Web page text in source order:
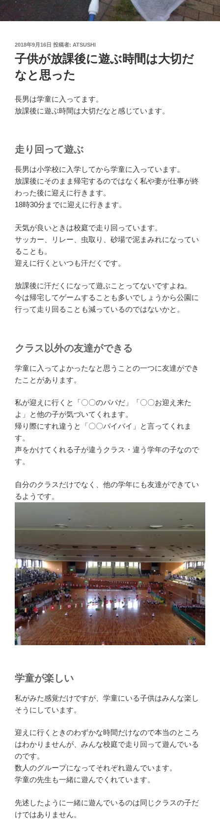
投
稿
日:
2018年9月16日 投稿者: ATSUSHI
子供が放課後に遊ぶ時間は大切だ
なと思った
長男は学童に入ってます。
放課後に遊ぶ時間は大切だなと感じています。
走り回って遊ぶ
長男は小学校に入学してから学童に入っています。
放課後にそのまま帰宅するのではなく私や妻が仕事が終
わった後に迎えに行きます。
18時30分までに迎えに行きます。
天気が良いときは校庭で走り回っています。
サッカー、リレー、虫取り、砂場で泥まみれになってい
ることも。
迎えに行くといつも汗だくです。
放課後に汗だくになって遊ぶことってないですよね。
今は帰宅してゲームすることも多いでしょうから公園に
行って走り回ることも減っているのではないかと。
クラス以外の友達ができる
学童に入ってよかったなと思うことの一つに友達ができ
たことがあります。
私が迎えに行くと「〇〇のパパだ」「〇〇お迎え来た
よ」と他の子が気づいてくれます。
帰り際にすれ違うと「〇〇バイバイ」と言ってくれま
す。
声をかけてくれる子が違うクラス・違う学年の子なので
す。
自分のクラスだけでなく、他の学年にも友達ができてい
るようです。
学童が楽しい
私がみた感覚だけですが、学童にいる子供はみんな楽し
そうにしています。
迎えに行くときのわずかな時間だけなので本当のところ
はわかりませんが、みんな校庭で走り回って遊んでいる
のです。
数人のグループになってそれぞれ遊んでいます。
学童の先生も一緒に遊んでくれています。
先述したように一緒に遊んでいるのは同じクラスの子だ
けではありません。